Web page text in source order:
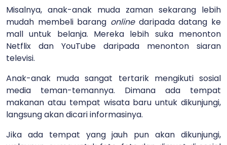
Misalnya, anak-anak muda zaman sekarang lebih
mudah membeli barang online daripada datang ke
mall untuk belanja. Mereka lebih suka menonton
Netflix dan YouTube daripada menonton siaran
televisi.
Anak-anak muda sangat tertarik mengikuti sosial
media teman-temannya. Dimana ada tempat
makanan atau tempat wisata baru untuk dikunjungi,
langsung akan dicari informasinya.
Jika ada tempat yang jauh pun akan dikunjungi,